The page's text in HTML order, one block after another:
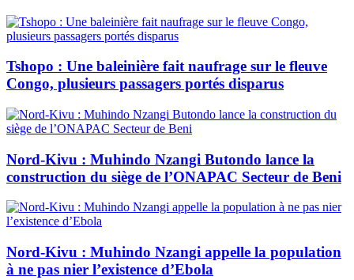
Tshopo : Une baleinière fait naufrage sur le fleuve
Congo, plusieurs passagers portés disparus
Nord-Kivu : Muhindo Nzangi Butondo lance la
construction du siège de l’ONAPAC Secteur de Beni
Nord-Kivu : Muhindo Nzangi appelle la population
à ne pas nier l’existence d’Ebola